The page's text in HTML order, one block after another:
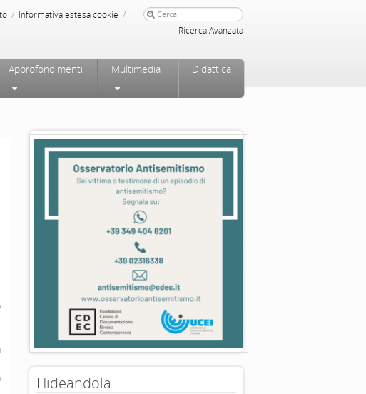
/ Informativa estesa cookie /
Ricerca Avanzata
Approfondimenti Multimedia Didattica
Hideandola